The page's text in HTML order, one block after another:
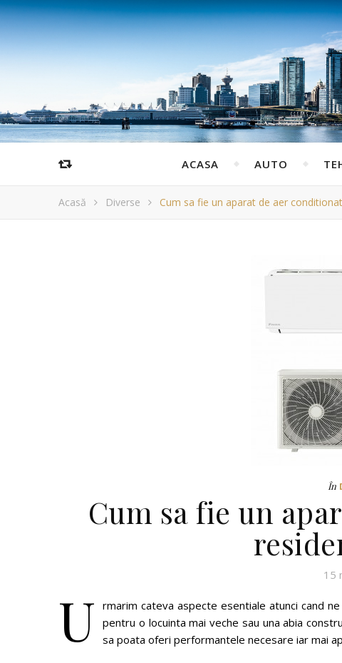
ACASA AUTO
Acasă Diverse Cum sa fie un aparat de aer
În
Cum sa fie un
15
U rmarim cateva aspecte esentiale atunci cand
pentru o locuinta mai veche sau una abia
sa poata oferi performantele necesare iar mai